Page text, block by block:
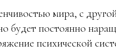
мира, с
будет постоянно
психической